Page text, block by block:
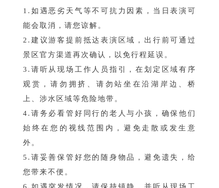
1.如遇恶劣天气等不可抗力因素，当日表演可
能会取消，请您谅解。
2.建议游客提前抵达表演区域，出行前可通过
景区官方渠道再次确认，以免行程延误。
3.请听从现场工作人员指引，在划定区域有序
观赏，请勿拥挤、请勿站坐在沿湖岸边、桥
上、涉水区域等危险地带。
4.请务必看管好同行的老人与小孩，确保他们
始终在您的视线范围内，避免走散或发生意
外。
5.请妥善保管好您的随身物品，避免遗失，给
您带来不便。
6.如遇突发情况，请保持镇静，并听从现场工